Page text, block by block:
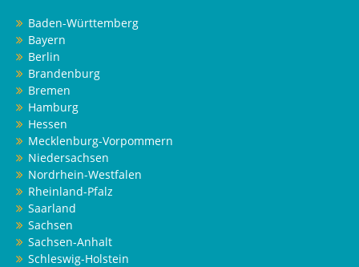
Baden-Württemberg
Bayern
Berlin
Brandenburg
Bremen
Hamburg
Hessen
Mecklenburg-Vorpommern
Niedersachsen
Nordrhein-Westfalen
Rheinland-Pfalz
Saarland
Sachsen
Sachsen-Anhalt
Schleswig-Holstein